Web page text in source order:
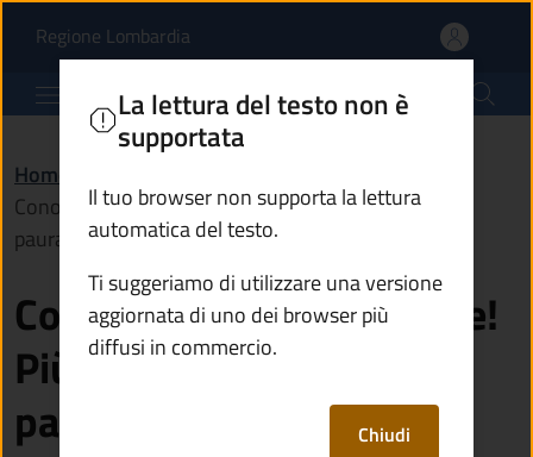
Conoscere per
Regione Lombardia(apre in un'altra scheda).
Comune di Rogno
Home
Conoscere per proteggere! Più informazione, meno
paura!
Conoscere per proteggere!
Più informazione, meno
paura!
La lettura del testo non è
supportata
Il tuo browser non supporta la lettura
automatica del testo.
Ti suggeriamo di utilizzare una versione
aggiornata di uno dei browser più
diffusi in commercio.
Chiudi